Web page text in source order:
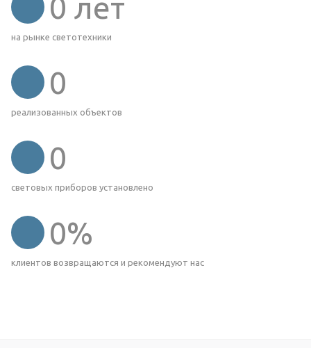
0 лет
на рынке светотехники
0
реализованных объектов
0
световых приборов установлено
0%
клиентов возвращаются и рекомендуют нас